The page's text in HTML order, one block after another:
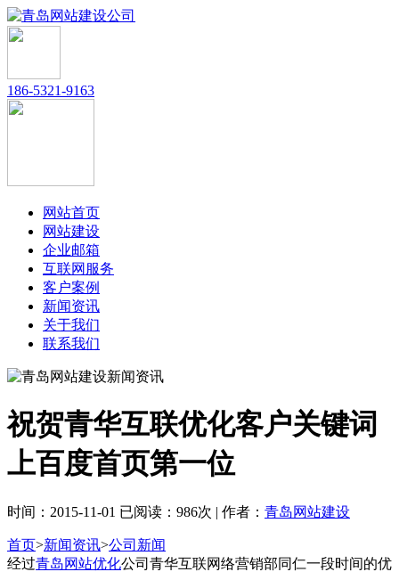
186-5321-9163
网站首页
网站建设
企业邮箱
互联网服务
客户案例
新闻资讯
关于我们
联系我们
祝贺青华互联优化客户关键词
上百度首页第一位
时间：2015-11-01 已阅读：986次 | 作者： 青岛网站建设
首页>新闻资讯>公司新闻
经过青岛网站优化公司青华互联网络营销部同仁一段时间的优